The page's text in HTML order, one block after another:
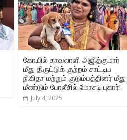
கோயில் காவலாளி அஜித்குமார்
மீது திருட்டுக் குற்றம் சாட்டிய
நிகிதா மற்றும் குடும்பத்தினர் மீது
மீண்டும் போலீசில் மோசடி புகார்!
July 4, 2025